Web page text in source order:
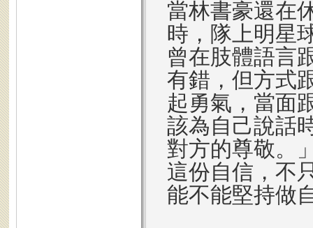
當林書豪還在
時，隊上明星
曾在肢體語言
有錯，但方式
起勇氣，當面
該為自己說話
對方的尊敬。
這份自信，不
能不能堅持做